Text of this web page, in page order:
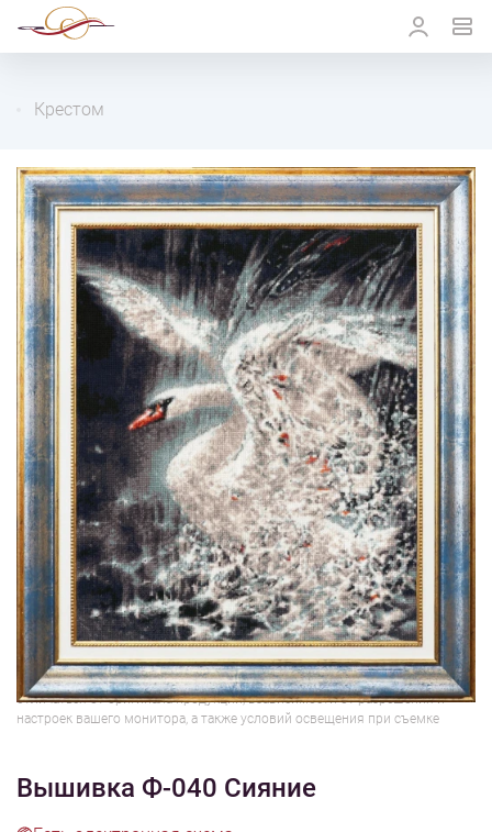
Крестом
1/7
Смотреть видео -
обзор
Смотреть видео -
обзор
Изображения и цвет представленного товара могут незначительно
отличаться от оригинала продукции, взависимости от разрешения и
настроек вашего монитора, а также условий освещения при съемке
Вышивка Ф-040 Сияние